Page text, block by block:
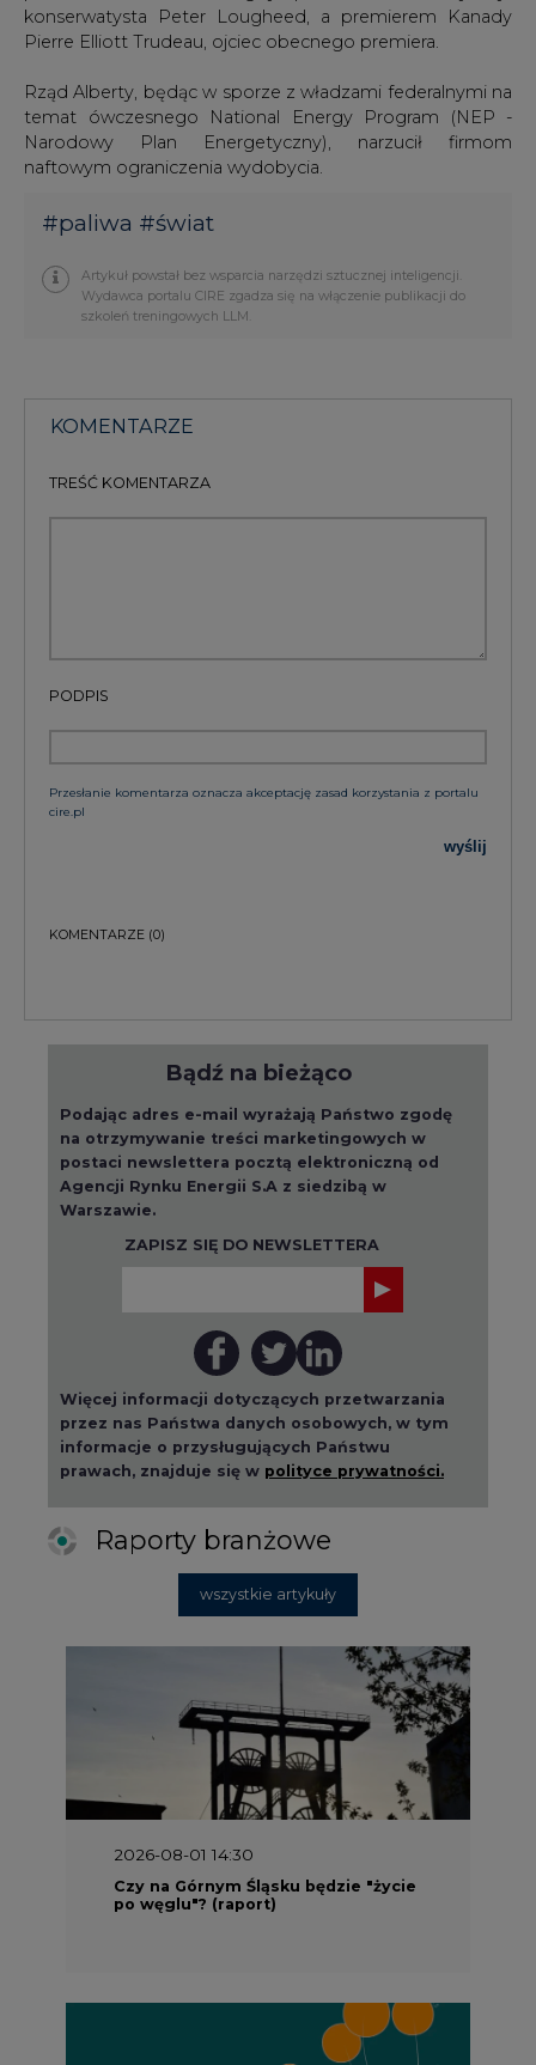
konserwatysta Peter Lougheed, a premierem Kanady
Pierre Elliott Trudeau, ojciec obecnego premiera.
Rząd Alberty, będąc w sporze z władzami federalnymi na
temat ówczesnego National Energy Program (NEP -
Narodowy Plan Energetyczny), narzucił firmom
naftowym ograniczenia wydobycia.
#paliwa #świat
Artykuł powstał bez wsparcia narzędzi sztucznej inteligencji.
Wydawca portalu CIRE zgadza się na włączenie publikacji do
szkoleń treningowych LLM.
KOMENTARZE
TREŚĆ KOMENTARZA
PODPIS
Przesłanie komentarza oznacza akceptację zasad korzystania z portalu
cire.pl
wyślij
KOMENTARZE (0)
Bądź na bieżąco
Podając adres e-mail wyrażają Państwo zgodę
na otrzymywanie treści marketingowych w
postaci newslettera pocztą elektroniczną od
Agencji Rynku Energii S.A z siedzibą w
Warszawie.
ZAPISZ SIĘ DO NEWSLETTERA
Więcej informacji dotyczących przetwarzania
przez nas Państwa danych osobowych, w tym
informacje o przysługujących Państwu
prawach, znajduje się w polityce prywatności.
Raporty branżowe
wszystkie artykuły
2026-08-01 14:30
Czy na Górnym Śląsku będzie "życie
po węglu"? (raport)